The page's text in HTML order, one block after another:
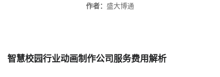
作者： 盛大博通
智慧校园行业动画制作公司服务费用解析